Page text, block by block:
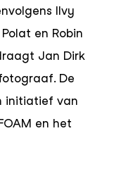
Ilvy
en Robin
Jan Dirk
De
initiatief van
en het